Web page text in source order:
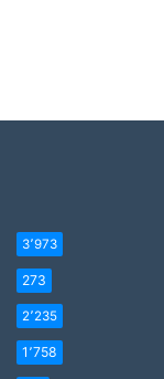
3٬973
273
2٬235
1٬758